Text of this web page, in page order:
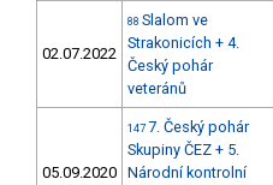
02.07.2022
88 Slalom ve
Strakonicích + 4.
Český pohár
veteránů
05.09.2020
147 7. Český pohár
Skupiny ČEZ + 5.
Národní kontrolní